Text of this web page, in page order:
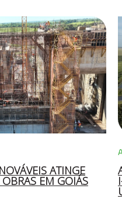
ATINGE
EM GOIÁS